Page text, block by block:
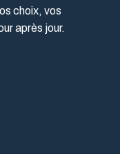
choix, vos
après jour.